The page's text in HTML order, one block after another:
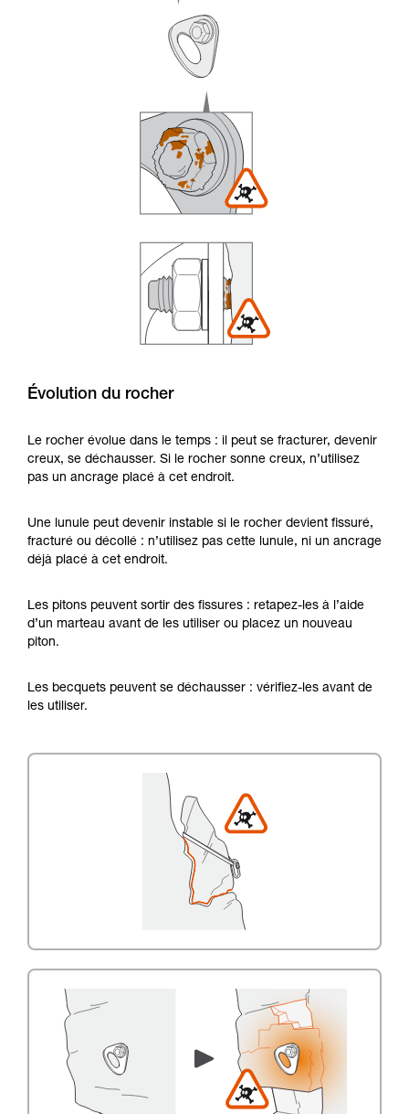
Évolution du rocher
Le rocher évolue dans le temps : il peut se fracturer, devenir
creux, se déchausser. Si le rocher sonne creux, n’utilisez
pas un ancrage placé à cet endroit.
Une lunule peut devenir instable si le rocher devient fissuré,
fracturé ou décollé : n’utilisez pas cette lunule, ni un ancrage
déjà placé à cet endroit.
Les pitons peuvent sortir des fissures : retapez-les à l’aide
d’un marteau avant de les utiliser ou placez un nouveau
piton.
Les becquets peuvent se déchausser : vérifiez-les avant de
les utiliser.